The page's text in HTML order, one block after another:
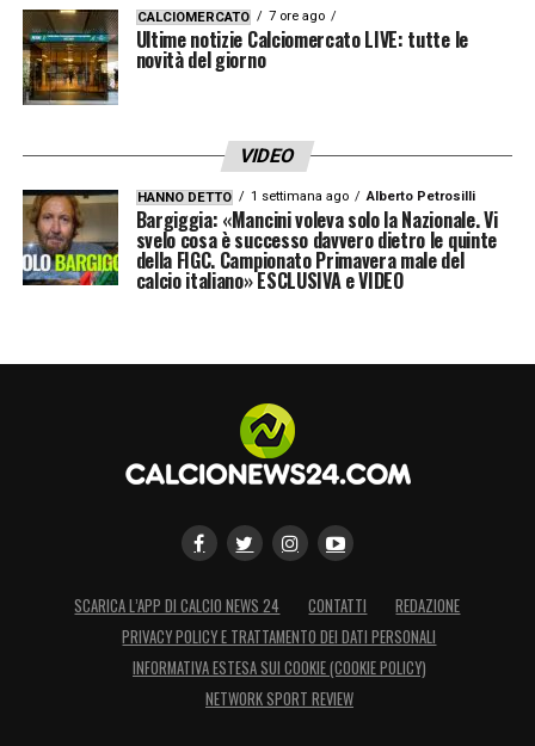
CALCIOMERCATO 7 ore ago
Ultime notizie Calciomercato LIVE: tutte le
novità del giorno
VIDEO
HANNO DETTO 1 settimana ago Alberto Petrosilli
Bargiggia: «Mancini voleva solo la Nazionale. Vi
svelo cosa è successo davvero dietro le quinte
della FIGC. Campionato Primavera male del
calcio italiano» ESCLUSIVA e VIDEO
SCARICA L’APP DI CALCIO NEWS 24 CONTATTI
REDAZIONE
PRIVACY POLICY E TRATTAMENTO DEI DATI PERSONALI
INFORMATIVA ESTESA SUI COOKIE (COOKIE POLICY)
NETWORK SPORT REVIEW